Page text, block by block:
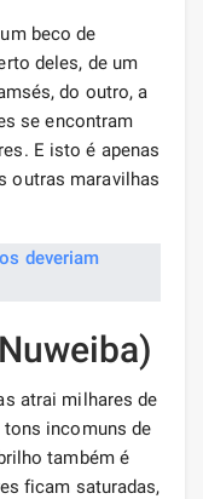
beco de
deles, de um
do outro, a
se encontram
E isto é apenas
outras maravilhas
atrai milhares de
incomuns de
também é
ficam saturadas,